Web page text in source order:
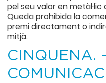
pel seu valor en
Queda prohibida la
premi directament o
mitjà.
CINQUENA. -